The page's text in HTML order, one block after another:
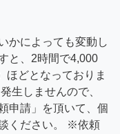
かによっても変動し
と、2時間で4,000
ほどとなっておりま
生しませんので、
申請」を頂いて、個
ください。 ※依頼